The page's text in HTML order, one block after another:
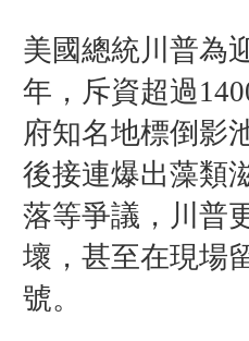
美國總統川普為
年，斥資超過
府知名地標倒影
後接連爆出藻類
落等爭議，川普
壞，甚至在現場
號。